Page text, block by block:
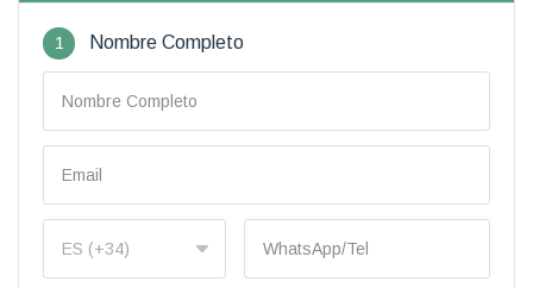
1 Nombre Completo